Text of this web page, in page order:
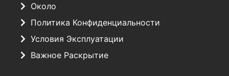
Около
Политика Конфиденциальности
Условия Эксплуатации
Важное Раскрытие